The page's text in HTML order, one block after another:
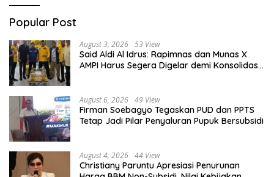
Popular Post
August 3, 2026 53 View
Said Aldi Al Idrus: Rapimnas dan Munas X
AMPI Harus Segera Digelar demi Konsolidasi
August 6, 2026 49 View
Firman Soebagyo Tegaskan PUD dan PPTS
Tetap Jadi Pilar Penyaluran Pupuk Bersubsidi
August 4, 2026 44 View
Christiany Paruntu Apresiasi Penurunan